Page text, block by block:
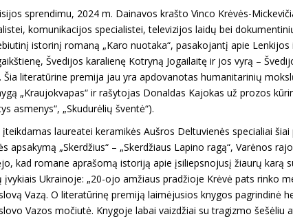
sprendimu, 2024 m. Dainavos krašto Vinco Krėvės-
komunikacijos specialistei, televizijos laidų bei
istorinį romaną „Karo nuotaka“, pasakojantį apie
Švedijos karalienę Kotryną Jogailaitę ir jos vyrą –
Šia literatūrine premija jau yra apdovanotas humanitarinių
„Kraujokvapas“ ir rašytojas Donaldas Kajokas už prozos
asmenys“, „Skudurėlių šventė“).
įteikdamas laureatei keramikės Aušros Deltuvienės specialiai
apsakymą „Skerdžius“ – „Skerdžiaus Lapino ragą“, Varėnos
kad romane aprašomą istoriją apie įsiliepsnojusį žiaurų karą
įvykiais Ukrainoje: „20-ojo amžiaus pradžioje Krėvė pats rinko
Vazą. O literatūrinę premiją laimėjusios knygos pagrindinė
Vazos močiutė. Knygoje labai vaizdžiai su tragizmo šešėliu